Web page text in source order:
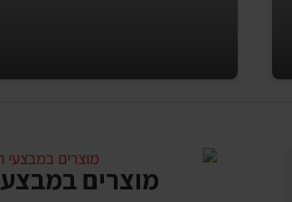
מוצרים